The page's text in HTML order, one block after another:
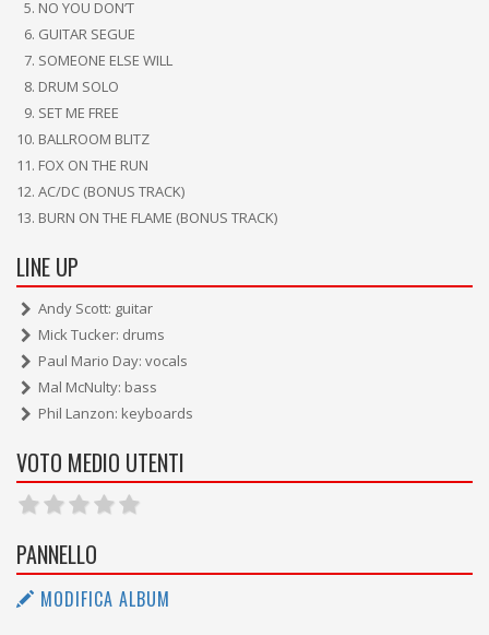
NO YOU DON’T
GUITAR SEGUE
SOMEONE ELSE WILL
DRUM SOLO
SET ME FREE
BALLROOM BLITZ
FOX ON THE RUN
AC/DC (BONUS TRACK)
BURN ON THE FLAME (BONUS TRACK)
LINE UP
Andy Scott: guitar
Mick Tucker: drums
Paul Mario Day: vocals
Mal McNulty: bass
Phil Lanzon: keyboards
VOTO MEDIO UTENTI
PANNELLO
MODIFICA ALBUM